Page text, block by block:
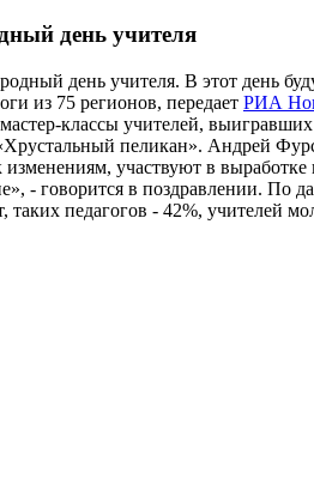
день учителя
день учителя. В этот день
из 75 регионов, передает РИА
классы учителей,
пеликан». Андрей
участвуют в
- говорится в поздравлении.
педагогов - 42%, учителей